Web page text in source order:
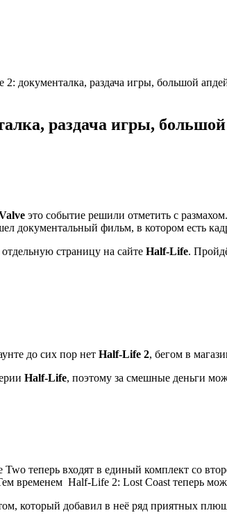
2: документалка, раздача игры, большой
раздача игры,
это событие решили отметить с
документальный фильм, в котором есть
страницу на сайте Half-Life.
до сих пор нет Half-Life 2, бегом в
Half-Life, поэтому за смешные деньги
Two теперь входят в единый комплект со
временем Half-Life 2: Lost Coast теперь
который добавил в неё ряд приятных